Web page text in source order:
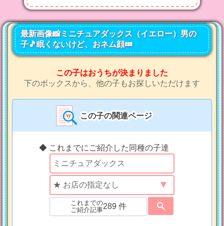
最新画像📸ミニチュアダックス（イエロー）男の
子🎵眠くないけど、おネム顔💤
この子はおうちが決まりました
下のボックスから、他の子もお探しいただけます
この子の関連ページ
◆ これまでにご紹介した同種の子達
これまでの
ご紹介記事289 件